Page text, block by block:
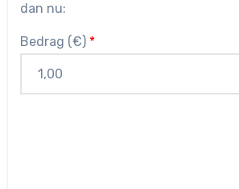
dan nu:
Bedrag (€) *